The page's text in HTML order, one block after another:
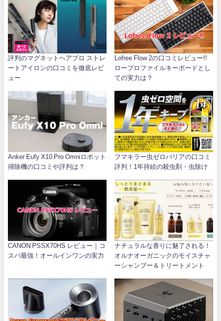
評判のマグネットヘアプロ ストレ
ートアイロンの口コミを徹底レビ
ュー
Lofree Flow 2の口コミレビュー!!
ロープロファイルキーボードとし
ての実力は？
Anker Eufy X10 Pro Omniロボット
掃除機の口コミや評判は？
フマキラー虫ゼロバリアの口コミ
評判！1年持続の殺虫剤・虫除け
CANON PSSX70HS レビュー｜コ
スパ最強！オールインワンの実力
ナチュラルな香りに魅了される！
オルナオーガニックのモイスチャ
ーシャンプー＆トリートメント